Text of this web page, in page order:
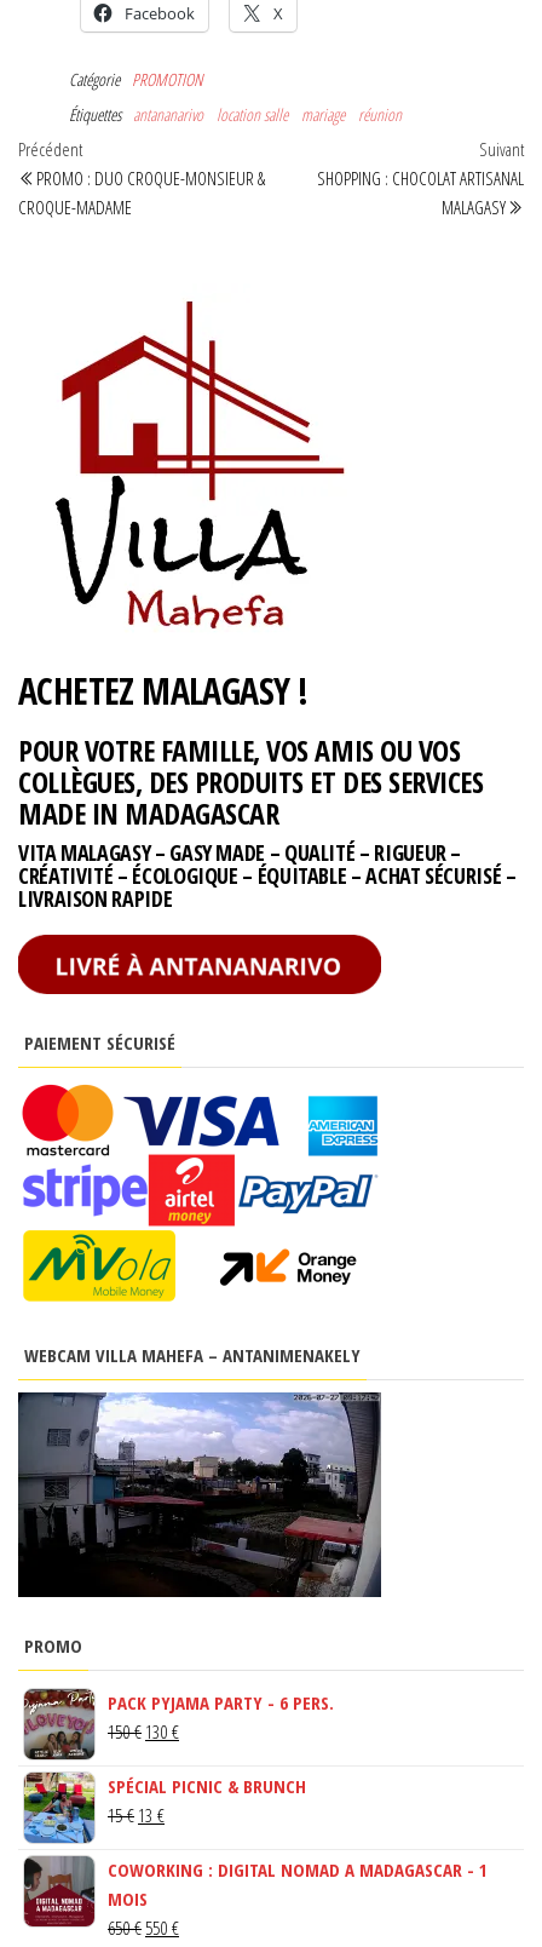
Facebook X
Catégorie PROMOTION
Étiquettes antananarivo location salle mariage réunion
Navigation
de
l’article
Article
précédent
Précédent
PROMO : DUO CROQUE-MONSIEUR &
CROQUE-MADAME
Suivant
SHOPPING : CHOCOLAT ARTISANAL
MALAGASY
ACHETEZ MALAGASY !
POUR VOTRE FAMILLE, VOS AMIS OU VOS
COLLÈGUES, DES PRODUITS ET DES SERVICES
MADE IN MADAGASCAR
VITA MALAGASY – GASY MADE – QUALITÉ – RIGUEUR –
CRÉATIVITÉ – ÉCOLOGIQUE – ÉQUITABLE – ACHAT SÉCURISÉ –
LIVRAISON RAPIDE
PAIEMENT SÉCURISÉ
WEBCAM VILLA MAHEFA – ANTANIMENAKELY
PROMO
PACK PYJAMA PARTY - 6 PERS.
150€ LE
INITIAL
ÉTAIT :
130 €LE
ACTUEL
SPÉCIAL PICNIC & BRUNCH
15€ LE
INITIAL
ÉTAIT :
15 €.
13 €LE
ACTUEL
13 €.
COWORKING : DIGITAL NOMAD A MADAGASCAR - 1
MOIS
650€ LE
550 €LE